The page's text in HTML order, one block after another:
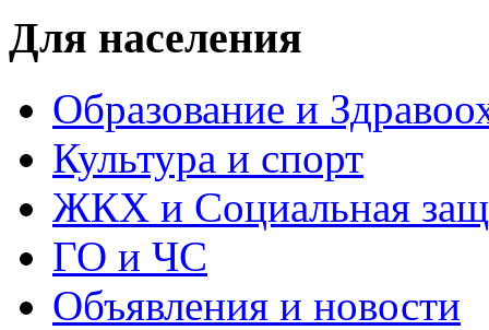
Для населения
Образование и
Культура и спорт
ЖКХ и Социальная
ГО и ЧС
Объявления и новости